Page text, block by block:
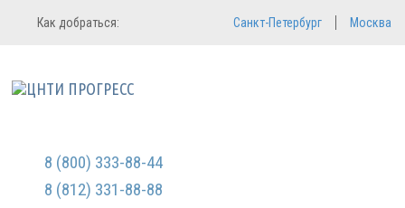
Регистрация
Мы не передаем ваши данные
третьим лицам и не рассылаем
Вход в систему
Как добраться: Санкт-Петербург Москва
8 (800) 333-88-44
8 (812) 331-88-88